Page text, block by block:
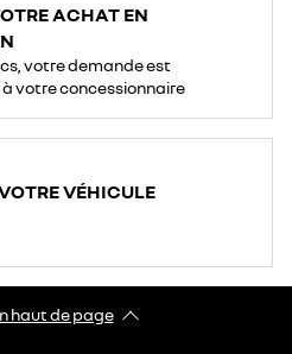
ACHAT EN
votre demande est
votre concessionnaire
VÉHICULE
haut de page​